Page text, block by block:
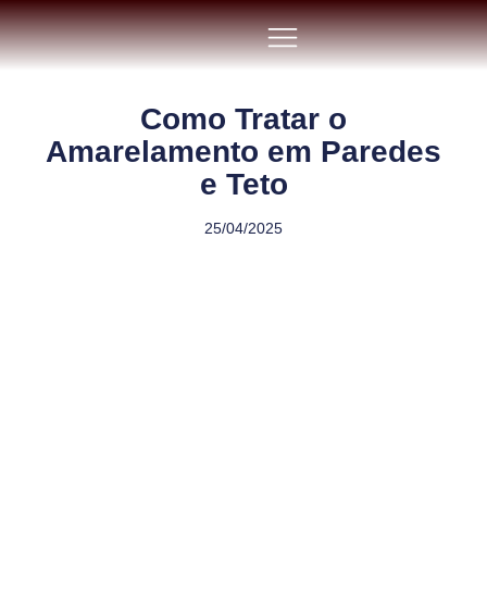
Como Tratar o
Amarelamento em Paredes
e Teto
25/04/2025